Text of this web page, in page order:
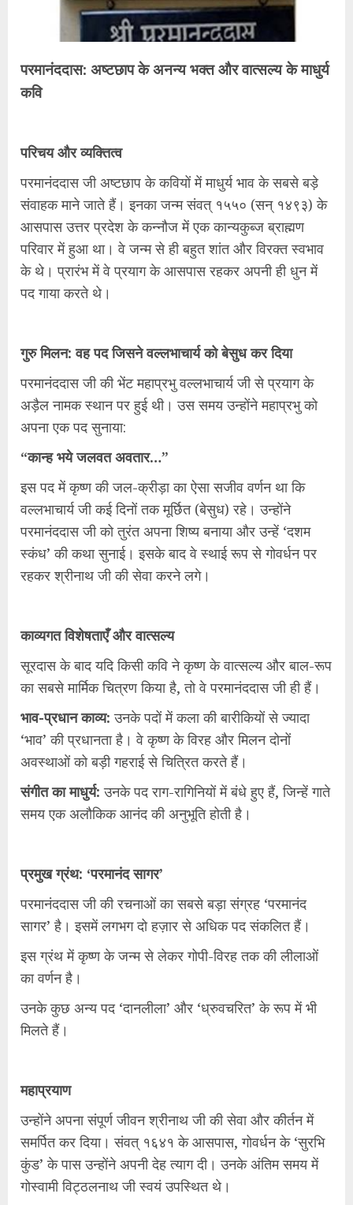
परमानंददास: अष्टछाप के अनन्य भक्त और वात्सल्य के माधुर्य
कवि
परिचय और व्यक्तित्व
परमानंददास जी अष्टछाप के कवियों में माधुर्य भाव के सबसे बड़े
संवाहक माने जाते हैं। इनका जन्म संवत् १५५० (सन् १४९३) के
आसपास उत्तर प्रदेश के कन्नौज में एक कान्यकुब्ज ब्राह्मण
परिवार में हुआ था। वे जन्म से ही बहुत शांत और विरक्त स्वभाव
के थे। प्रारंभ में वे प्रयाग के आसपास रहकर अपनी ही धुन में
पद गाया करते थे।
गुरु मिलन: वह पद जिसने वल्लभाचार्य को बेसुध कर दिया
परमानंददास जी की भेंट महाप्रभु वल्लभाचार्य जी से प्रयाग के
अड़ैल नामक स्थान पर हुई थी। उस समय उन्होंने महाप्रभु को
अपना एक पद सुनाया:
“कान्ह भये जलवत अवतार…”
इस पद में कृष्ण की जल-क्रीड़ा का ऐसा सजीव वर्णन था कि
वल्लभाचार्य जी कई दिनों तक मूर्छित (बेसुध) रहे। उन्होंने
परमानंददास जी को तुरंत अपना शिष्य बनाया और उन्हें ‘दशम
स्कंध’ की कथा सुनाई। इसके बाद वे स्थाई रूप से गोवर्धन पर
रहकर श्रीनाथ जी की सेवा करने लगे।
काव्यगत विशेषताएँ और वात्सल्य
सूरदास के बाद यदि किसी कवि ने कृष्ण के वात्सल्य और बाल-रूप
का सबसे मार्मिक चित्रण किया है, तो वे परमानंददास जी ही हैं।
भाव-प्रधान काव्य: उनके पदों में कला की बारीकियों से ज्यादा
‘भाव’ की प्रधानता है। वे कृष्ण के विरह और मिलन दोनों
अवस्थाओं को बड़ी गहराई से चित्रित करते हैं।
संगीत का माधुर्य: उनके पद राग-रागिनियों में बंधे हुए हैं, जिन्हें गाते
समय एक अलौकिक आनंद की अनुभूति होती है।
प्रमुख ग्रंथ: ‘परमानंद सागर’
परमानंददास जी की रचनाओं का सबसे बड़ा संग्रह ‘परमानंद
सागर’ है। इसमें लगभग दो हज़ार से अधिक पद संकलित हैं।
इस ग्रंथ में कृष्ण के जन्म से लेकर गोपी-विरह तक की लीलाओं
का वर्णन है।
उनके कुछ अन्य पद ‘दानलीला’ और ‘ध्रुवचरित’ के रूप में भी
मिलते हैं।
महाप्रयाण
उन्होंने अपना संपूर्ण जीवन श्रीनाथ जी की सेवा और कीर्तन में
समर्पित कर दिया। संवत् १६४१ के आसपास, गोवर्धन के ‘सुरभि
कुंड’ के पास उन्होंने अपनी देह त्याग दी। उनके अंतिम समय में
गोस्वामी विट्ठलनाथ जी स्वयं उपस्थित थे।